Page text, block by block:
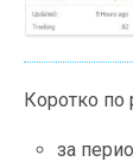
Коротко по
за